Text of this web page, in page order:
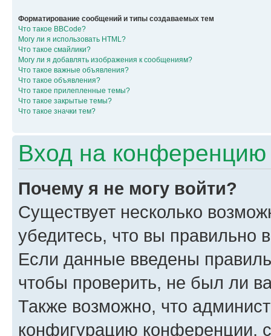
Форматирование сообщений и типы создаваемых тем
Что такое BBCode?
Могу ли я использовать HTML?
Что такое смайлики?
Могу ли я добавлять изображения к сообщениям?
Что такое важные объявления?
Что такое объявления?
Что такое прилепленные темы?
Что такое закрытые темы?
Что такое значки тем?
Вход на конференцию
Почему я не могу войти?
Существует несколько
убедитесь, что вы правильно
Если данные введены
чтобы проверить, не был ли
Также возможно, что
конфигурацию конференции,